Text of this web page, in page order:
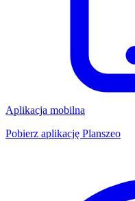
Aplikacja mobilna
Pobierz aplikację Planszeo